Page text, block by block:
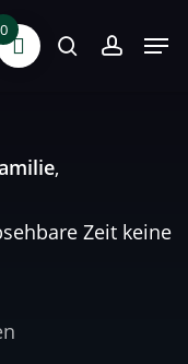
search
,
Zeit keine
0